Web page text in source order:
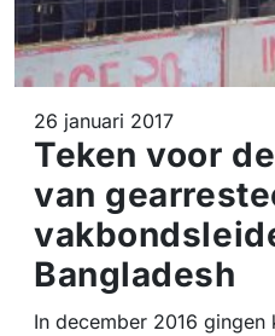
26 januari 2017
Teken voor
van
Bangladesh
In december 2016